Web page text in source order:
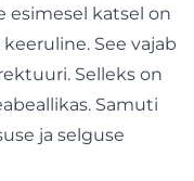
esimesel katsel on
See vajab
Selleks on
Samuti
ja selguse